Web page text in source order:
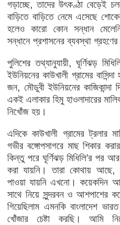
গড়াচ্ছে, তাদের উৎকণ্ঠা বেড়েই
বাড়িতে বাড়িতে নেমে এসেছে
হলেও কারো কোন সন্ধান
সন্ধানে প্রশাসনের ব্যবস্থা গ্রহণের
পুলিশের তথ্যানুযায়ী, ঘূর্ণিঝড়
ইউনিয়নের কাউখালী গ্রামের
জন, মৌডুবী ইউনিয়নের কাজিকান্দা
একই এলাকার হিমু হাওলাদারের
নিখোঁজ হয়।
এদিকে কাউখালী গ্রামের ট্রলার
গভীর বঙ্গোপসাগরে মাছ শিকার
কিন্তু পরে ঘূর্ণিঝড় মিধিলি’র পর
করা যায়নি। তারা কোথায়
পাওয়া যায়নি এখনো। কয়েকদিন
সাথে নিয়ে সুন্দরবন ও আশপাশের
গিয়েছিলাম এমনকি বাংলাদেশ
খোঁজার চেষ্টা করছি। আমি